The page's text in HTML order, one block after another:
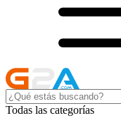
Todas las categorías